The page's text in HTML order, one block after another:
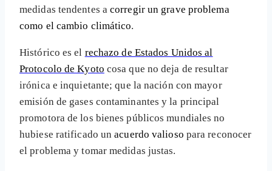
medidas tendentes acorregir un grave problema
como el cambio climático.
Histórico es el rechazo de Estados Unidos al
Protocolo de Kyoto cosa que no deja de resultar
irónica e inquietante; que la nación con mayor
emisión de gases contaminantes y la principal
promotora de los bienes públicos mundiales no
hubiese ratificado unacuerdo valioso para reconocer
el problema y tomar medidas justas.